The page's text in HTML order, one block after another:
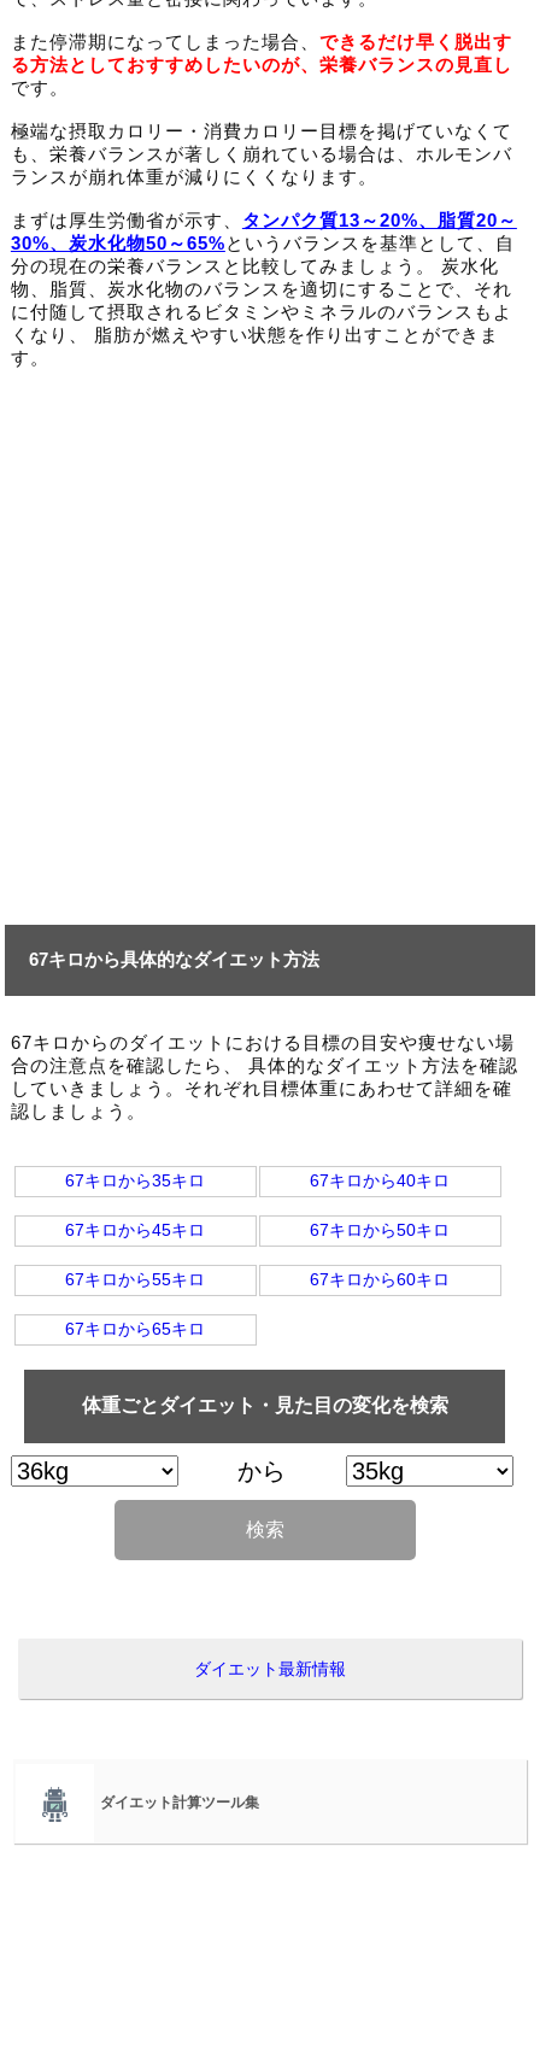
また停滞期になってしまった場合、 できるだけ早く脱出す
る方法としておすすめしたいのが、栄養バランスの見直し
です。
極端な摂取カロリー・消費カロリー目標を掲げていなくて
も、栄養バランスが著しく崩れている場合は、ホルモンバ
ランスが崩れ体重が減りにくくなります。
まずは厚生労働省が示す、 タンパク質13～20%、脂質20～
30%、炭水化物50～65%というバランスを基準として、自
分の現在の栄養バランスと比較してみましょう。 炭水化
物、脂質、炭水化物のバランスを適切にすることで、それ
に付随して摂取されるビタミンやミネラルのバランスもよ
くなり、 脂肪が燃えやすい状態を作り出すことができま
す。
67キロから具体的なダイエット方法
67キロからのダイエットにおける目標の目安や痩せない場
合の注意点を確認したら、 具体的なダイエット方法を確認
していきましょう。それぞれ目標体重にあわせて詳細を確
認しましょう。
67キロから35キロ 67キロから40キロ
67キロから45キロ 67キロから50キロ
67キロから55キロ 67キロから60キロ
67キロから65キロ
体重ごとダイエット・見た目の変化を検索
から
検索
ダイエット最新情報
ダイエット計算ツール集